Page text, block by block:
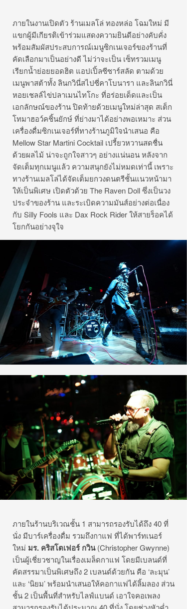
ภายในงานเปิดตัว ร้านเมลโล่ ทองหล่อ โฉมใหม่ มี
แขกผู้มีเกียรติเข้าร่วมแสดงความยินดีอย่างคับคั่ง
พร้อมสัมผัสประสบการณ์เมนูซิกเนเจอร์ของร้านที่
คัดเลือกมาเป็นอย่างดี ไม่ว่าจะเป็น เซ็ทรวมเมนู
เรียกน้ำย่อยยอดฮิต แอปเปิ้ลซีซาร์สลัด ตามด้วย
เมนูพาสต้าทั้ง ลินกวินี่สไปซี่คาโบนารา และลินกวินี่
หอยเชลล์ไข่ปลาเมนไทโกะ ที่อร่อยเด็ดและเป็น
เอกลักษณ์ของร้าน ปิดท้ายด้วยเมนูใหม่ล่าสุด สเต็ก
โทมาฮอว์คชิ้นยักษ์ ที่ย่างมาได้อย่างพอเหมาะ ส่วน
เครื่องดื่มซิกเนเจอร์ที่ทางร้านภูมิใจนำเสนอ คือ
Mellow Star Martini Cocktail เปรี้ยวหวานสดชื่น
ด้วยผลไม้ น่าจะถูกใจสาวๆ อย่างแน่นอน หลังจาก
จัดเต็มทุกเมนูแล้ว ความสนุกยังไม่หมดเท่านี้ เพราะ
ทางร้านเมลโล่ได้จัดเต็มยกวงดนตรีชั้นแนวหน้ามา
ให้เป็นพิเศษ เปิดตัวด้วย The Raven Doll ซึ่งเป็นวง
ประจำของร้าน และระเบิดความมันส์อย่างต่อเนื่อง
กับ Silly Fools และ Dax Rock Rider ให้สายร็อคได้
โยกกันอย่างจุใจ
ภายในร้านบริเวณชั้น 1 สามารถรองรับได้ถึง 40 ที่
นั่ง มีบาร์เครื่องดื่ม รวมถึงกาแฟ ที่ได้พาร์ทเนอร์
ใหม่ มร. คริสโตเฟอร์ กวิน(Christopher Gwynne)
เป็นผู้เชี่ยวชาญในเรื่องเมล็ดกาแฟ โดยมีเบลนด์ที่
คัดสรรมาเป็นพิเศษถึง 2 เบลนด์ด้วยกัน คือ ‘ละมุน’
และ ‘นิยม’ พร้อมนำเสนอให้คอกาแฟได้ลิ้มลอง ส่วน
ชั้น 2 เป็นพื้นที่สำหรับไลฟ์แบนด์ เอาใจคอเพลง